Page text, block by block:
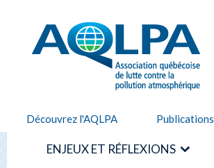
AQLPA
Découvrez l'AQLPA Publications
ENJEUX ET RÉFLEXIONS